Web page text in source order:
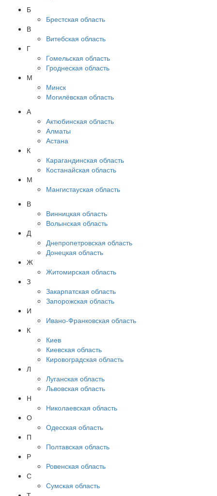
Б
Брестская область
В
Витебская область
Г
Гомельская область
Гроднеская область
М
Минск
Могилёвская область
А
Актюбинская область
Алматы
Астана
К
Карагандинская область
Костанайская область
М
Мангистауская область
В
Винницкая область
Волынская область
Д
Днепропетровская область
Донецкая область
Ж
Житомирская область
З
Закарпатская область
Запорожская область
И
Ивано-Франковская область
К
Киев
Киевская область
Кировоградская область
Л
Луганская область
Львовская область
Н
Николаевская область
О
Одесская область
П
Полтавская область
Р
Ровенская область
С
Сумская область